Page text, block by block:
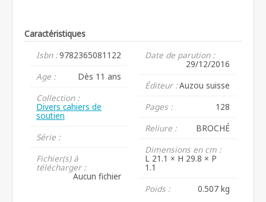
Caractéristiques
Isbn :9782365081122
Age :
Dès 11 ans
Collection :
Divers cahiers de
soutien
Série :
Fichier(s) à
télécharger :
Aucun fichier
Date de parution :
29/12/2016
Éditeur :Auzou suisse
Pages :
128
Reliure :
BROCHÉ
Dimensions en cm :
L 21.1 × H 29.8 × P
1.1
Poids :
0.507 kg